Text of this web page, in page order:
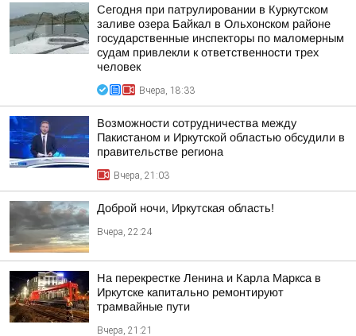
Сегодня при патрулировании в Куркутском
заливе озера Байкал в Ольхонском районе
государственные инспекторы по маломерным
судам привлекли к ответственности трех
человек
Вчера, 18:33
Возможности сотрудничества между
Пакистаном и Иркутской областью обсудили в
правительстве региона
Вчера, 21:03
Доброй ночи, Иркутская область!
Вчера, 22:24
На перекрестке Ленина и Карла Маркса в
Иркутске капитально ремонтируют
трамвайные пути
Вчера, 21:21